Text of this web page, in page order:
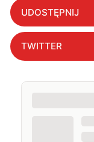
UDOSTĘPNIJ
TWITTER